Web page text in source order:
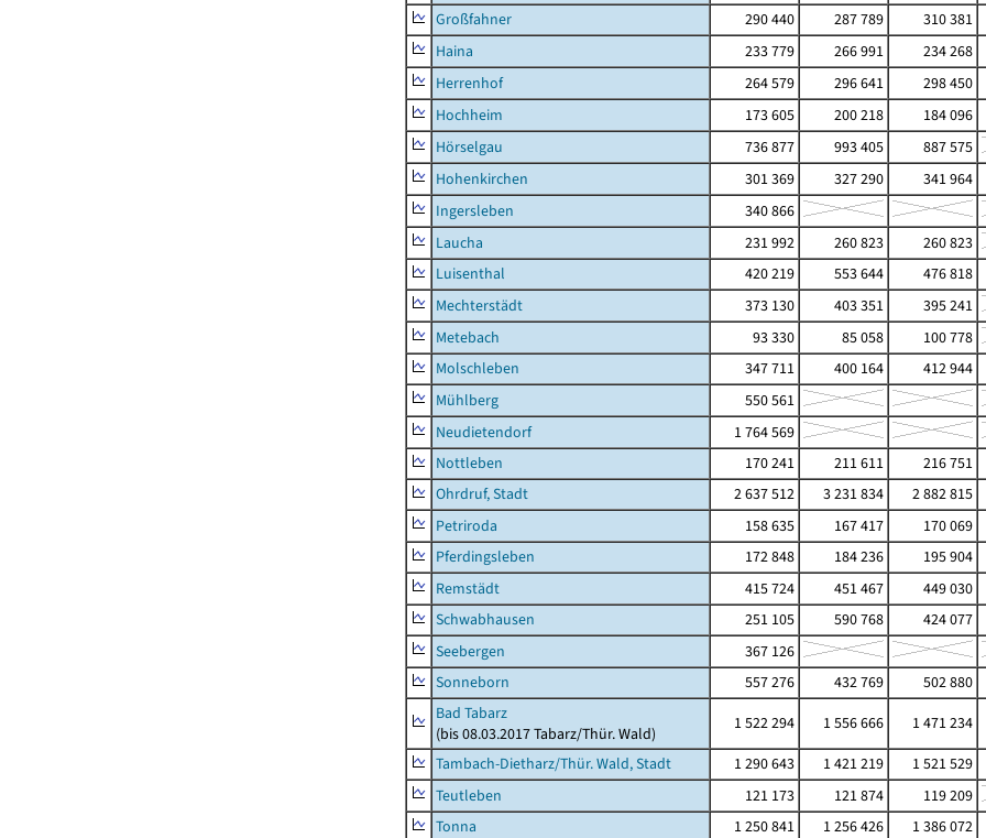
Großfahner
290 440 287 789 310 381
Haina
233 779 266 991 234 268
Herrenhof
264 579 296 641 298 450
Hochheim
173 605 200 218 184 096
Hörselgau
736 877 993 405
887 575
Hohenkirchen
301 369 327 290 341 964
Ingersleben
340 866
Laucha
231 992 260 823
260 823
Luisenthal
420 219 553 644 476 818
Mechterstädt
373 130 403 351
395 241
Metebach
93 330 85 058
100 778
Molschleben
347 711 400 164 412 944
Mühlberg
550 561
Neudietendorf
1 764 569
Nottleben
170 241 211 611 216 751
Ohrdruf, Stadt
2 637 512 3 231 834 2 882 815
Petriroda
158 635 167 417 170 069
Pferdingsleben
172 848 184 236 195 904
Remstädt
415 724 451 467 449 030
Schwabhausen
251 105 590 768 424 077
Seebergen
367 126
Sonneborn
557 276 432 769 502 880
Bad Tabarz
(bis 08.03.2017 Tabarz/Thür. Wald)
1 522 294 1 556 666 1 471 234
Tambach-Dietharz/Thür. Wald, Stadt
1 290 643 1 421 219 1 521 529
Teutleben
121 173 121 874
119 209
Tonna
1 250 841 1 256 426 1 386 072